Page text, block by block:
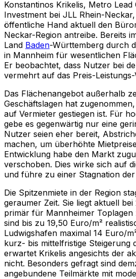
Konstantinos Krikelis, Metro Lead
Investment bei JLL Rhein-
öffentliche Hand aktuell den
Neckar-Region antreibe. Bereits
Land Baden-Württemberg durch
in Mannheim für wesentlichen
Er beobachtet, dass Nutzer bei
vermehrt auf das Preis-
Das Flächenangebot außerhalb
Geschäftslagen hat
auf Vermieter gestiegen ist. Für
gebe es gegenwärtig nur eine
Nutzer seien eher bereit,
machen, um überhöhte
Entwicklung habe den Markt
verschoben. Dies wirke sich auf
und führe zu einer Stagnation
Die Spitzenmiete in der Region
geraumer Zeit. Sie liegt aktuell
primär für Mannheimer
sind bis zu 19,50 Euro/m²
Ludwigshafen maximal 14 Euro/
kurz- bis mittelfristige Steigerung
erwartet Krikelis angesichts der
nicht. Besonders gefragt sind
angebundene Teilmärkte mit